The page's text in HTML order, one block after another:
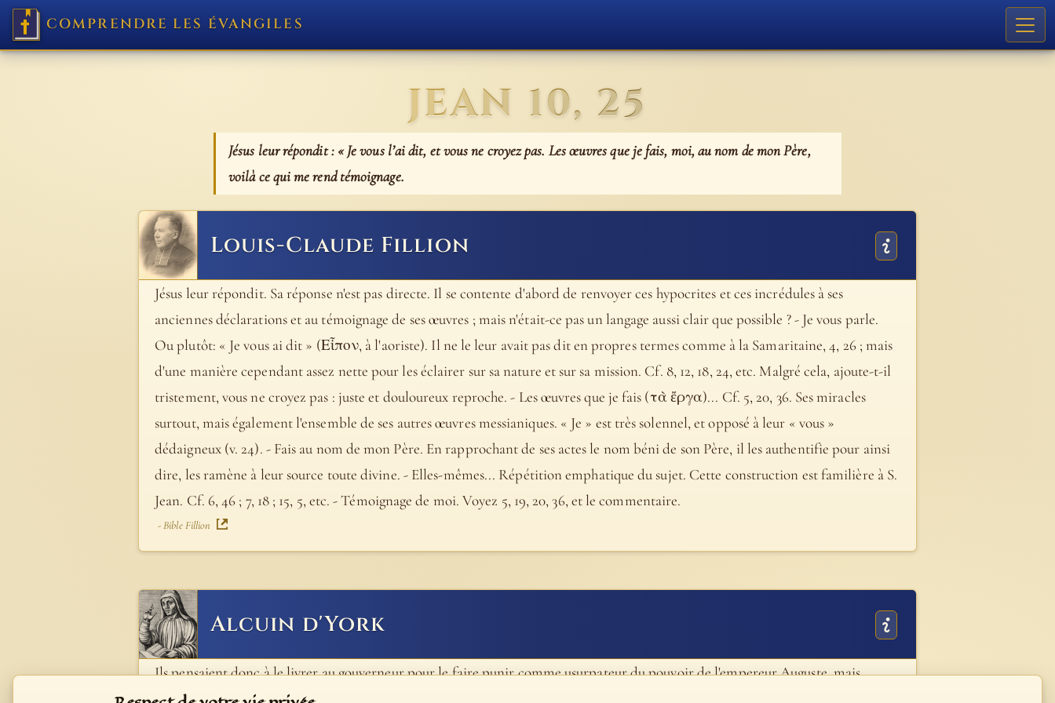
COMPRENDRE LES ÉVANGILES
JEAN 10, 25
Jésus leur répondit : « Je vous l’ai dit, et vous ne croyez pas. Les œuvres que je fais, moi, au nom de mon Père,
voilà ce qui me rend témoignage.
Louis-Claude Fillion
Jésus leur répondit. Sa réponse n'est pas directe. Il se contente d'abord de renvoyer ces hypocrites et ces incrédules à ses
anciennes déclarations et au témoignage de ses œuvres ; mais n'était-ce pas un langage aussi clair que possible ? - Je vous parle.
Ou plutôt: « Je vous ai dit » (Εἶπον, à l'aoriste). Il ne le leur avait pas dit en propres termes comme à la Samaritaine, 4, 26 ; mais
d'une manière cependant assez nette pour les éclairer sur sa nature et sur sa mission. Cf. 8, 12, 18, 24, etc. Malgré cela, ajoute-t-il
tristement, vous ne croyez pas : juste et douloureux reproche. - Les œuvres que je fais (τὰ ἔργα)... Cf. 5, 20, 36. Ses miracles
surtout, mais également l'ensemble de ses autres œuvres messianiques. « Je » est très solennel, et opposé à leur « vous »
dédaigneux (v. 24). - Fais au nom de mon Père. En rapprochant de ses actes le nom béni de son Père, il les authentifie pour ainsi
dire, les ramène à leur source toute divine. - Elles-mêmes... Répétition emphatique du sujet. Cette construction est familière à S.
Jean. Cf. 6, 46 ; 7, 18 ; 15, 5, etc. - Témoignage de moi. Voyez 5, 19, 20, 36, et le commentaire.
- Bible Fillion
Alcuin d'York
Ils pensaient donc à le livrer au gouverneur pour le faire punir comme usurpateur du pouvoir de l'empereur Auguste, mais
Nôtre-Seigneur leur répond de manière à fermer la bouche des calomniateurs, à faire connaître aux fidèles qu'il est vraiment le